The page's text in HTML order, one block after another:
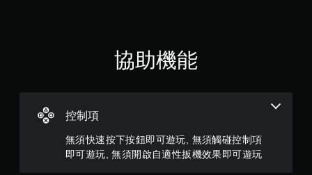
滿
分
5
協助機能
控制項
無須快速按下按鈕即可遊玩, 無須觸碰控制項
即可遊玩, 無須開啟自適性扳機效果即可遊玩